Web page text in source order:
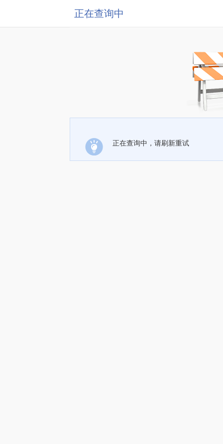
正在查询中
正在查询中，请刷新重试